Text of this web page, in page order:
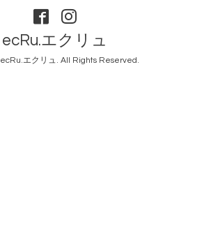
ecRu.エクリュ
ecRu.エクリュ. All Rights Reserved.